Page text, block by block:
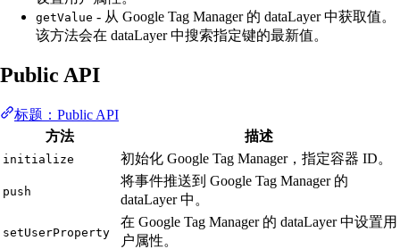
getValue - 从 Google Tag Manager 的 dataLayer 中获取值。
该方法会在 dataLayer 中搜索指定键的最新值。
Public API
标题：Public API
方法
描述
initialize 初始化 Google Tag Manager，指定容器 ID。
push
将事件推送到 Google Tag Manager 的
dataLayer 中。
setUserProperty
在 Google Tag Manager 的 dataLayer 中设置用
户属性。